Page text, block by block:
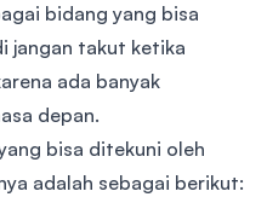
bidang yang bisa
jangan takut ketika
ada banyak
depan.
bisa ditekuni oleh
adalah sebagai berikut: